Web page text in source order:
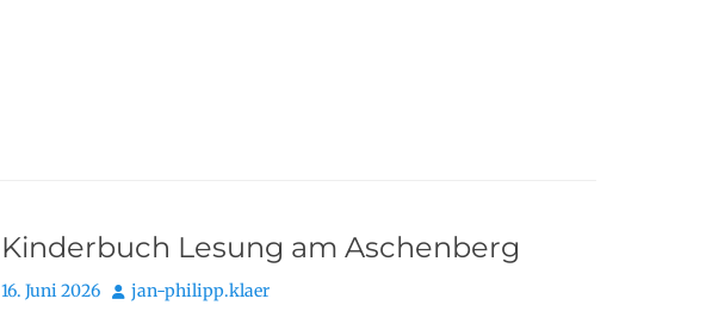
Kinderbuch Lesung am Aschenberg
Posted
16. Juni 2026 Autor
jan-philipp.klaer